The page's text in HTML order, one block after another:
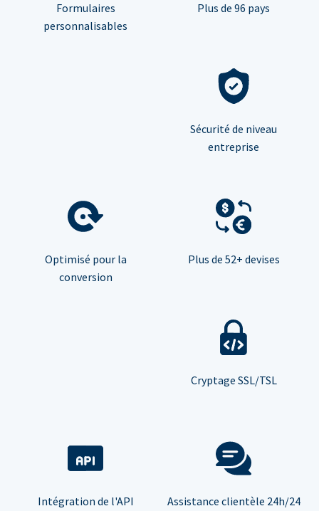
Formulaires
personnalisables
Plus de 96 pays
Sécurité de niveau
entreprise
Optimisé pour la
conversion
Plus de 52+ devises
Cryptage SSL/TSL
Intégration de l'API
Assistance clientèle 24h/24